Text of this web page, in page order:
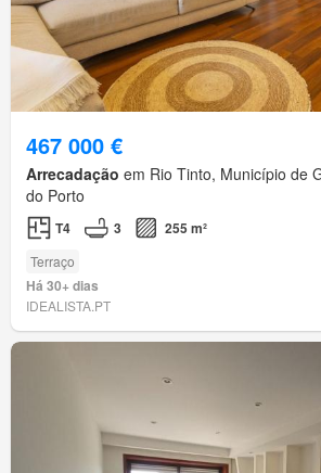
467 000 €
Arrecadação em Rio Tinto, Município de
do Porto
T4 3 255 m²
Terraço
Há 30+ dias
IDEALISTA.PT